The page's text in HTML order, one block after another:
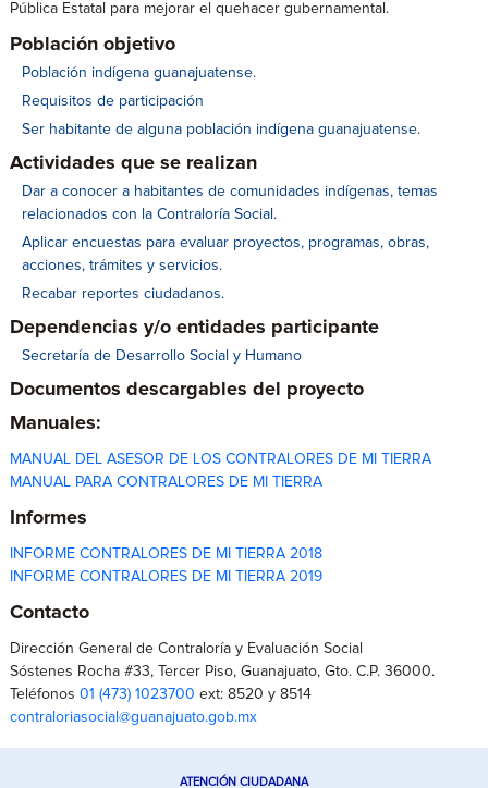
Pública Estatal para mejorar el quehacer gubernamental.
Población objetivo
Población indígena guanajuatense.
Requisitos de participación
Ser habitante de alguna población indígena guanajuatense.
Actividades que se realizan
Dar a conocer a habitantes de comunidades indígenas, temas
relacionados con la Contraloría Social.
Aplicar encuestas para evaluar proyectos, programas, obras,
acciones, trámites y servicios.
Recabar reportes ciudadanos.
Dependencias y/o entidades participante
Secretaría de Desarrollo Social y Humano
Documentos descargables del proyecto
Manuales:
MANUAL DEL ASESOR DE LOS CONTRALORES DE MI TIERRA
MANUAL PARA CONTRALORES DE MI TIERRA
Informes
INFORME CONTRALORES DE MI TIERRA 2018
INFORME CONTRALORES DE MI TIERRA 2019
Contacto
Dirección General de Contraloría y Evaluación Social
Sóstenes Rocha #33, Tercer Piso, Guanajuato, Gto. C.P. 36000.
Teléfonos01 (473) 1023700 ext: 8520 y 8514
contraloriasocial@guanajuato.gob.mx
ATENCIÓN CIUDADANA